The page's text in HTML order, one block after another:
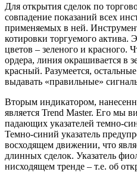
Для открытия сделок по
совпадение показаний всех
применяемых в ней.
котировки торгуемого актива.
цветов – зеленого и красного.
ордера, линия окрашивается в
красный. Разумеется,
выдавать «правильные»
Вторым индикатором,
является Trend Master. Его мы
падающих указателей темно-
Темно-синий указатель
восходящем движении, что
длинных сделок. Указатель
нисходящем тренде – т.е. об